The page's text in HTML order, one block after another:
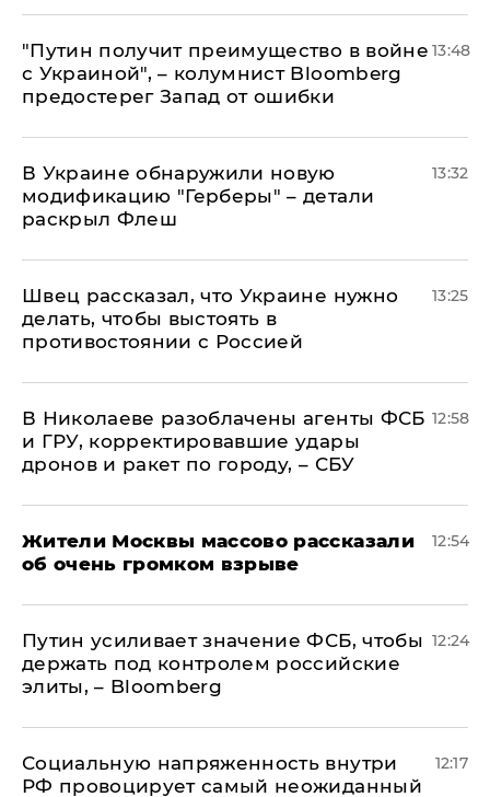
"Путин получит преимущество в войне
с Украиной", – колумнист Bloomberg
предостерег Запад от ошибки
13:48
В Украине обнаружили новую
модификацию "Герберы" – детали
раскрыл Флеш
13:32
Швец рассказал, что Украине нужно
делать, чтобы выстоять в
противостоянии с Россией
13:25
В Николаеве разоблачены агенты ФСБ
и ГРУ, корректировавшие удары
дронов и ракет по городу, – СБУ
12:58
Жители Москвы массово рассказали
об очень громком взрыве
12:54
Путин усиливает значение ФСБ, чтобы
держать под контролем российские
элиты, – Bloomberg
12:24
Социальную напряженность внутри
РФ провоцирует самый неожиданный
12:17